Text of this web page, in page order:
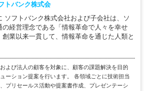
トバンク株式会
ソフトバンク株式会社および子会社は、ソ
の経営理念である「情報革命で人々を幸せ
業以来一貫して、情報革命を通じた人類と
よび法人の顧客を対象に、顧客の課題解決を目的
ーション提案を行います。 各領域ごとに技術担当
プリセールス活動や提案書作成、プレゼンテーシ